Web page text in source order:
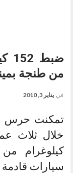
من طنجة
في يناير 3, 2010
تمكنت حرس
كيلوغرام
سيارات